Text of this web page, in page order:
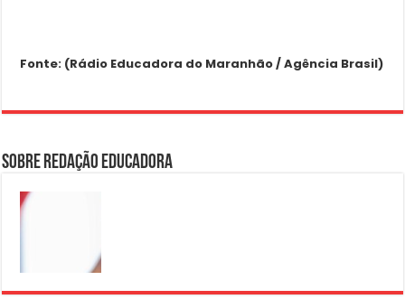
Fonte: (Rádio Educadora do Maranhão / Agência Brasil)
Sobre Redação Educadora